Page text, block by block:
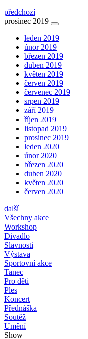
předchozí
prosinec 2019
leden 2019
únor 2019
březen 2019
duben 2019
květen 2019
červen 2019
červenec 2019
srpen 2019
září 2019
říjen 2019
listopad 2019
prosinec 2019
leden 2020
únor 2020
březen 2020
duben 2020
květen 2020
červen 2020
další
Všechny akce
Workshop
Divadlo
Slavnosti
Výstava
Sportovní akce
Tanec
Pro děti
Ples
Koncert
Přednáška
Soutěž
Umění
Show